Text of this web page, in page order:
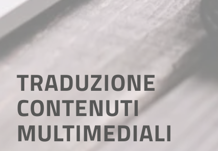
TRADUZIONE
CONTENUTI
MULTIMEDIALI